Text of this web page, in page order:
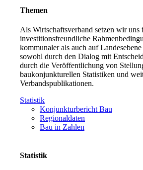
Themen
Als Wirtschaftsverband setzen wir uns
investitionsfreundliche
kommunaler als auch auf
sowohl durch den Dialog mit
durch die Veröffentlichung von
baukonjunkturellen Statistiken und
Verbandspublikationen.
Statistik
Konjunkturbericht Bau
Regionaldaten
Bau in Zahlen
Statistik